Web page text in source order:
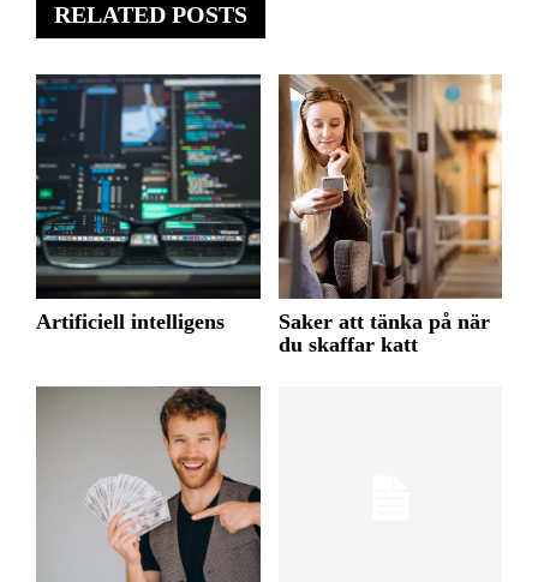
RELATED POSTS
Artificiell intelligens
Saker att tänka på när
du skaffar katt